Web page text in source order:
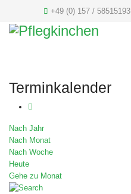
+49 (0) 157 / 58515193
Terminkalender
Nach Jahr
Nach Monat
Nach Woche
Heute
Gehe zu Monat